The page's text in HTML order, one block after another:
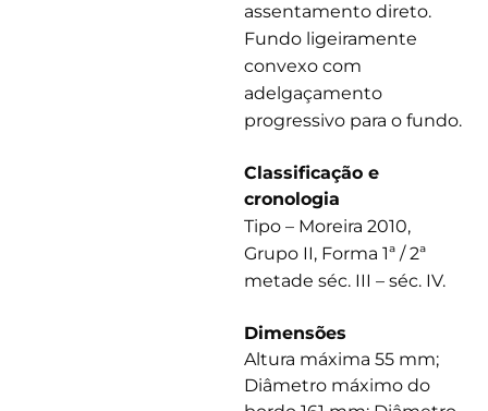
assentamento direto.
Fundo ligeiramente
convexo com
adelgaçamento
progressivo para o fundo.
Classificação e
cronologia
Tipo – Moreira 2010,
Grupo II, Forma 1ª / 2ª
metade séc. III – séc. IV.
Dimensões
Altura máxima 55 mm;
Diâmetro máximo do